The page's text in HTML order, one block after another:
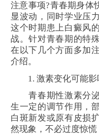
注意事项?青春期身体
显波动，同时学业压
这个时期患上白癜风
战。针对青春期的特
在以下几个方面多加
介绍。
1. 激素变化可能影
青春期性激素分泌
生一定的调节作用，
白斑新发或原有皮损
然现象，不必过度惊慌